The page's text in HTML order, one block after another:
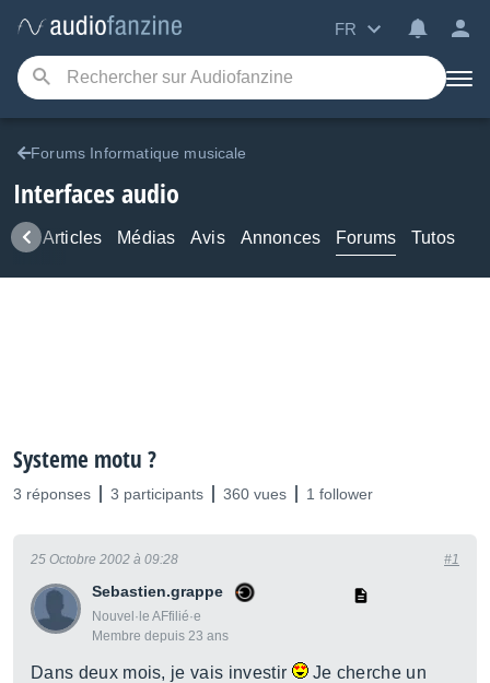
FR
Forums Informatique musicale
Interfaces audio
Articles Médias Avis Annonces Forums Tutos
Systeme motu ?
3 réponses 3 participants 360 vues 1 follower
Sebastien.grappe
Nouvel·le AFfilié·e
Membre depuis 23 ans
25 Octobre 2002 à 09:28 #1
Dans deux mois, je vais investir
Je cherche un